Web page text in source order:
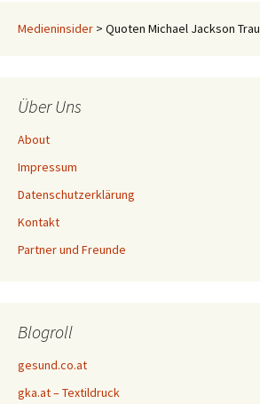
Medieninsider > Quoten Michael Jackson
Über Uns
About
Impressum
Datenschutzerklärung
Kontakt
Partner und Freunde
Blogroll
gesund.co.at
gka.at – Textildruck